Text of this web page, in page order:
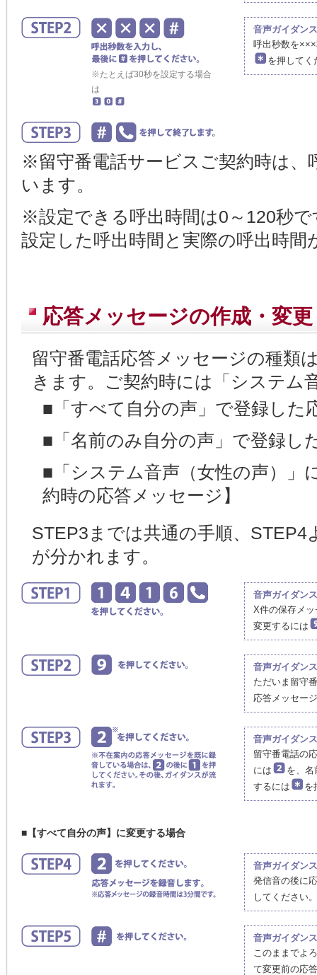
※たとえば30秒を設定する場合
は
音声ガイダンス
呼出秒数を
を押してく
※留守番電話サービスご契約時は、
います。
※設定できる呼出時間は0～120秒
設定した呼出時間と実際の呼出時
応答メッセージの作成・変更
留守番電話応答メッセージの種類
きます。ご契約時には「システム
■「すべて自分の声」で登録した
■「名前のみ自分の声」で登録し
■「システム音声（女性の声）」
約時の応答メッセージ】
STEP3までは共通の手順、
が分かれます。
音声ガイダンス
X件の保存メ
変更するには
音声ガイダンス
ただいま留守
応答メッセー
音声ガイダンス
留守番電話の
には
を、名
するには
を
■【すべて自分の声】に変更する場合
音声ガイダンス
発信音の後に
してください。
音声ガイダンス
このままでよ
て変更前の応